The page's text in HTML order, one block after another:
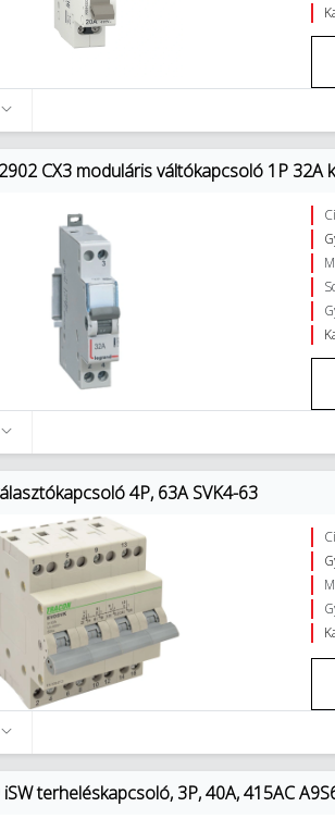
CX3 moduláris váltókapcsoló 1P 32A
4P, 63A SVK4-63
iSW terheléskapcsoló, 3P, 40A, 415AC